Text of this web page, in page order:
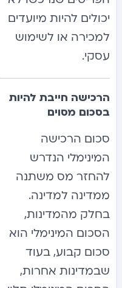
יכולים להיות מיועדים
למכירה או לשימוש
עסקי.
הרכישה חייבת להיות
בסכום מסוים
סכום הרכישה
המינימלי הנדרש
להחזר מס משתנה
ממדינה למדינה.
בחלק מהמדינות,
הסכום המינימלי הוא
סכום קבוע, בעוד
שבמדינות אחרות,